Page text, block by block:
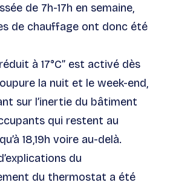
de 7h-17h en semaine,
de chauffage ont donc été
à 17°C” est activé dès
la nuit et le week-end,
sur l’inertie du bâtiment
qui restent au
18,19h voire au-delà.
du
du thermostat a été